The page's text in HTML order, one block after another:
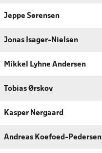
Jeppe Sørensen
Jonas Isager-Nielsen
Mikkel Lyhne Andersen
Tobias Ørskov
Kasper Nørgaard
Andreas Koefoed-Pedersen